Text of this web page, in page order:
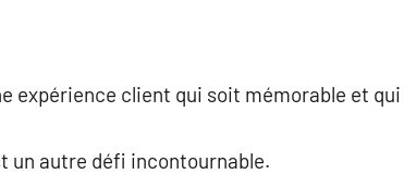
expérience client qui soit mémorable et
un autre défi incontournable.